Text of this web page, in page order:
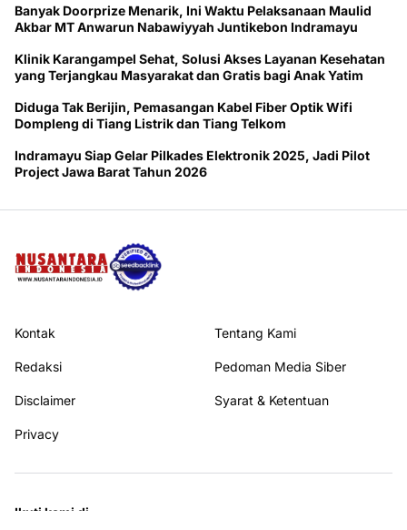
Banyak Doorprize Menarik, Ini Waktu Pelaksanaan Maulid
Akbar MT Anwarun Nabawiyyah Juntikebon Indramayu
Klinik Karangampel Sehat, Solusi Akses Layanan Kesehatan
yang Terjangkau Masyarakat dan Gratis bagi Anak Yatim
Diduga Tak Berijin, Pemasangan Kabel Fiber Optik Wifi
Dompleng di Tiang Listrik dan Tiang Telkom
Indramayu Siap Gelar Pilkades Elektronik 2025, Jadi Pilot
Project Jawa Barat Tahun 2026
Kontak Tentang Kami
Redaksi Pedoman Media Siber
Disclaimer Syarat & Ketentuan
Privacy
Ikuti kami di